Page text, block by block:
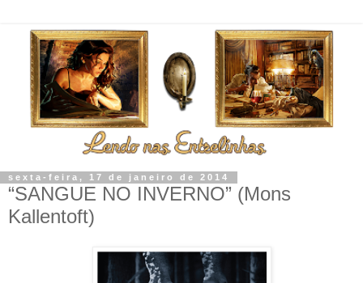
sexta-feira, 17 de janeiro de 2014
“SANGUE NO INVERNO” (Mons
Kallentoft)